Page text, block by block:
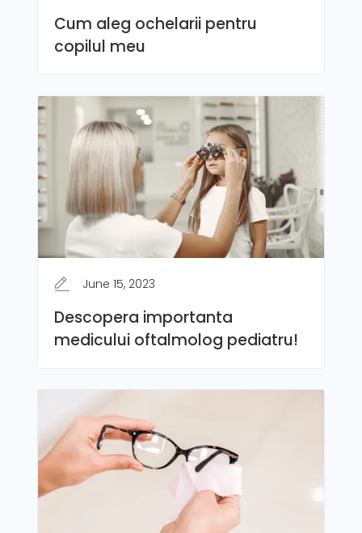
Cum aleg ochelarii pentru
copilul meu
June 15, 2023
Descopera importanta
medicului oftalmolog pediatru!